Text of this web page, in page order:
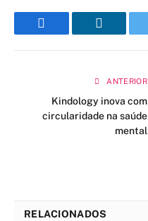
ANTERIOR
Kindology inova com
circularidade na saúde
mental
RELACIONADOS